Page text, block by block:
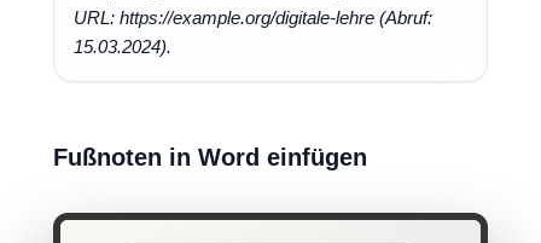
URL: https://example.org/digitale-lehre (Abruf:
15.03.2024).
Fußnoten in Word einfügen